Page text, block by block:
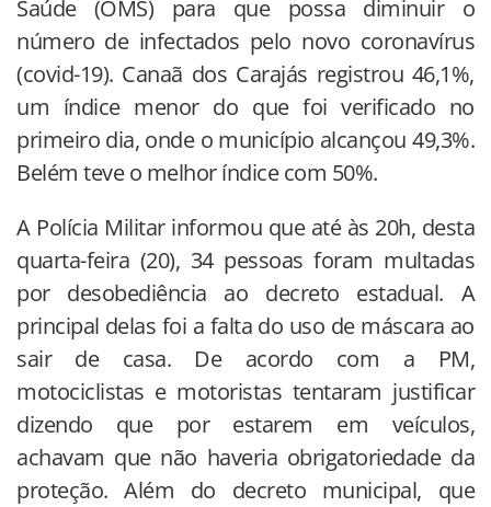
Saúde (OMS) para que possa diminuir o
número de infectados pelo novo coronavírus
(covid-19). Canaã dos Carajás registrou 46,1%,
um índice menor do que foi verificado no
primeiro dia, onde o município alcançou 49,3%.
Belém teve o melhor índice com 50%.
A Polícia Militar informou que até às 20h, desta
quarta-feira (20), 34 pessoas foram multadas
por desobediência ao decreto estadual. A
principal delas foi a falta do uso de máscara ao
sair de casa. De acordo com a PM,
motociclistas e motoristas tentaram justificar
dizendo que por estarem em veículos,
achavam que não haveria obrigatoriedade da
proteção. Além do decreto municipal, que